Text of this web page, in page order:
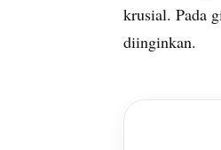
krusial. Pada
diinginkan.